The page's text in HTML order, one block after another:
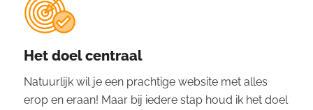
Het doel centraal
Natuurlijk wil je een prachtige website met alles
erop en eraan! Maar bij iedere stap houd ik het doel